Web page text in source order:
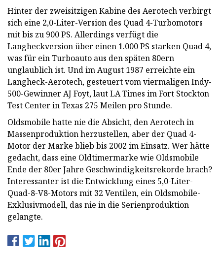
Hinter der zweisitzigen Kabine des Aerotech verbirgt
sich eine 2,0-Liter-Version des Quad 4-Turbomotors
mit bis zu 900 PS. Allerdings verfügt die
Langheckversion über einen 1.000 PS starken Quad 4,
was für ein Turboauto aus den späten 80ern
unglaublich ist. Und im August 1987 erreichte ein
Langheck-Aerotech, gesteuert vom viermaligen Indy-
500-Gewinner AJ Foyt, laut LA Times im Fort Stockton
Test Center in Texas 275 Meilen pro Stunde.
Oldsmobile hatte nie die Absicht, den Aerotech in
Massenproduktion herzustellen, aber der Quad 4-
Motor der Marke blieb bis 2002 im Einsatz. Wer hätte
gedacht, dass eine Oldtimermarke wie Oldsmobile
Ende der 80er Jahre Geschwindigkeitsrekorde brach?
Interessanter ist die Entwicklung eines 5,0-Liter-
Quad-8-V8-Motors mit 32 Ventilen, ein Oldsmobile-
Exklusivmodell, das nie in die Serienproduktion
gelangte.